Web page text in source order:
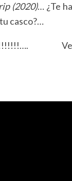
(2020)… ¿Te
casco?…